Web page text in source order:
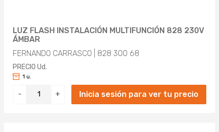
LUZ FLASH INSTALACIÓN MULTIFUNCIÓN 828 230V
ÁMBAR
FERNANDO CARRASCO | 828 300 68
PRECIO Ud.
- +
1 u.
Inicia sesión para ver tu precio